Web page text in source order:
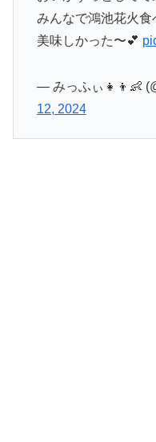
みんなで鴻池花火食
美味しかった〜💕
— みっふぃ👧👦👶
12, 2024